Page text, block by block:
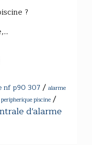
?
nf p90 307 / alarme
piscine /
d'alarme